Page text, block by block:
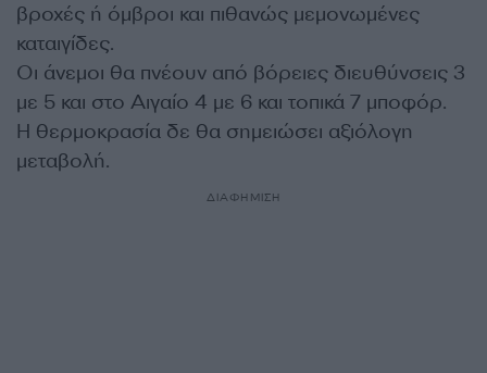
βροχές ή όμβροι και πιθανώς μεμονωμένες
καταιγίδες.
Οι άνεμοι θα πνέουν από βόρειες διευθύνσεις 3
με 5 και στο Αιγαίο 4 με 6 και τοπικά 7 μποφόρ.
Η θερμοκρασία δε θα σημειώσει αξιόλογη
μεταβολή.
ΔΙΑΦΗΜΙΣΗ